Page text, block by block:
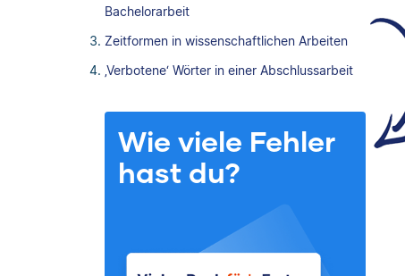
Bachelorarbeit
Zeitformen in wissenschaftlichen Arbeiten
‚Verbotene‘ Wörter in einer Abschlussarbeit
Wie viele Fehler
hast du?